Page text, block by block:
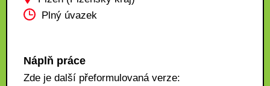
Plný úvazek
Náplň práce
Zde je další přeformulovaná verze: